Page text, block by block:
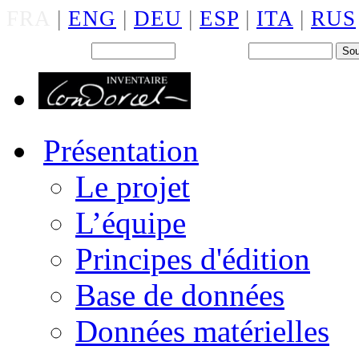
| ENG | DEU | ESP | ITA | RUS
Présentation
Le projet
L’équipe
Principes d'édition
Base de données
Données matérielles